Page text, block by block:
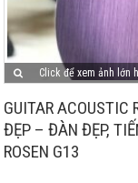
Click để xem ảnh lớn
GUITAR ACOUSTIC
ĐẸP – ĐÀN ĐẸP,
ROSEN G13